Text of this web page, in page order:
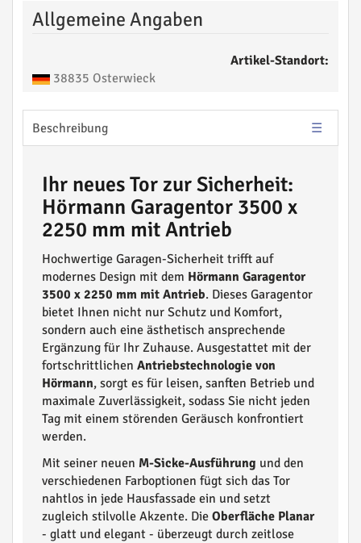
Allgemeine Angaben
Artikel-Standort:
38835 Osterwieck
Beschreibung
Ihr neues Tor zur Sicherheit:
Hörmann Garagentor 3500 x
2250 mm mit Antrieb
Hochwertige Garagen-Sicherheit trifft auf
modernes Design mit dem Hörmann Garagentor
3500 x 2250 mm mit Antrieb. Dieses Garagentor
bietet Ihnen nicht nur Schutz und Komfort,
sondern auch eine ästhetisch ansprechende
Ergänzung für Ihr Zuhause. Ausgestattet mit der
fortschrittlichen Antriebstechnologie von
Hörmann, sorgt es für leisen, sanften Betrieb und
maximale Zuverlässigkeit, sodass Sie nicht jeden
Tag mit einem störenden Geräusch konfrontiert
werden.
Mit seiner neuen M-Sicke-Ausführung und den
verschiedenen Farboptionen fügt sich das Tor
nahtlos in jede Hausfassade ein und setzt
zugleich stilvolle Akzente. Die Oberfläche Planar
- glatt und elegant - überzeugt durch zeitlose